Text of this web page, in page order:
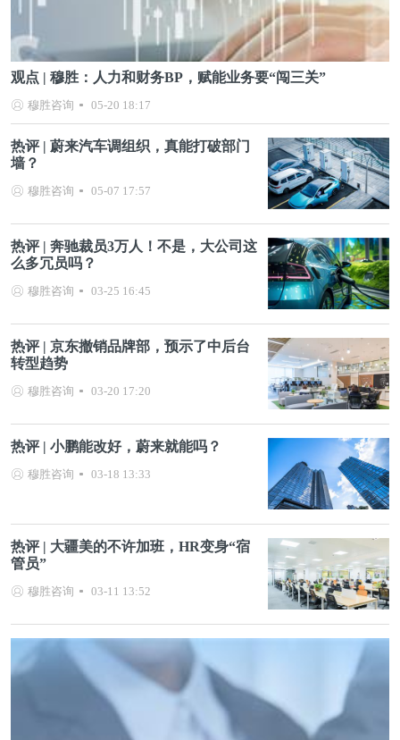
观点 | 穆胜：人力和财务BP，赋能业务要“闯三关”
穆胜咨询 05-20 18:17
热评 | 蔚来汽车调组织，真能打破部门
墙？
穆胜咨询 05-07 17:57
热评 | 奔驰裁员3万人！不是，大公司这
么多冗员吗？
穆胜咨询 03-25 16:45
热评 | 京东撤销品牌部，预示了中后台
转型趋势
穆胜咨询 03-20 17:20
热评 | 小鹏能改好，蔚来就能吗？
穆胜咨询 03-18 13:33
热评 | 大疆美的不许加班，HR变身“宿
管员”
穆胜咨询 03-11 13:52